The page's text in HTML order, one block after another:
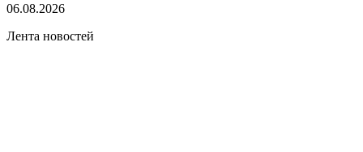
06.08.2026
Лента новостей